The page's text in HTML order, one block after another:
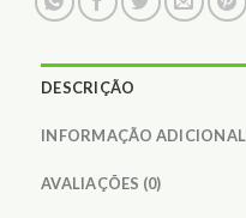
DESCRIÇÃO
INFORMAÇÃO ADICIONAL
AVALIAÇÕES (0)